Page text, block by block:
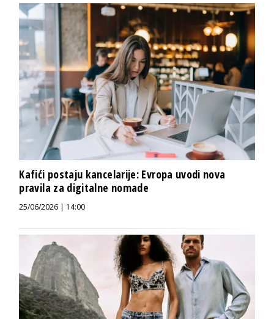
Kafići postaju kancelarije: Evropa uvodi nova
pravila za digitalne nomade
25/06/2026 | 14:00